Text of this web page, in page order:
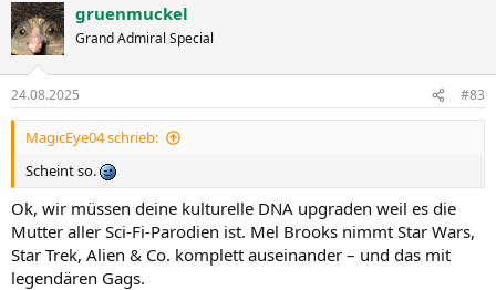
gruenmuckel
Grand Admiral Special
24.08.2025 #83
MagicEye04 schrieb:
Scheint so.
Ok, wir müssen deine kulturelle DNA upgraden weil es die
Mutter aller Sci-Fi-Parodien ist. Mel Brooks nimmt Star Wars,
Star Trek, Alien & Co. komplett auseinander – und das mit
legendären Gags.